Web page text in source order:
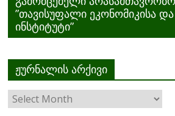
”თავისუფალი ეკონომიკისა და
ინსტიტუტი”
ჟურნალის არქივი
ჟურნალის
არქივი